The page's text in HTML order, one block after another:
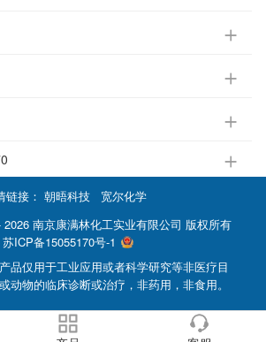
链接： 朝晤科技
宽尔化学
2026 南京康满林化工实业有限公司 版权所有
苏ICP备15055170号-1
品仅用于工业应用或者科学研究等非医疗目
动物的临床诊断或治疗，非药用，非食用。